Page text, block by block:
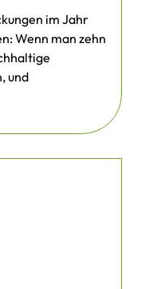
im Jahr
Wenn man zehn
und